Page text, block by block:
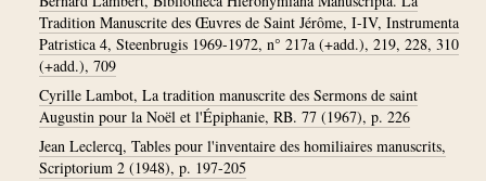
Tradition Manuscrite des Œuvres de Saint Jérôme, I-IV, Instrumenta
Patristica 4, Steenbrugis 1969-1972, n° 217a (+add.), 219, 228, 310
(+add.), 709
Cyrille Lambot, La tradition manuscrite des Sermons de saint
Augustin pour la Noël et l'Épiphanie, RB. 77 (1967), p. 226
Jean Leclercq, Tables pour l'inventaire des homiliaires manuscrits,
Scriptorium 2 (1948), p. 197-205